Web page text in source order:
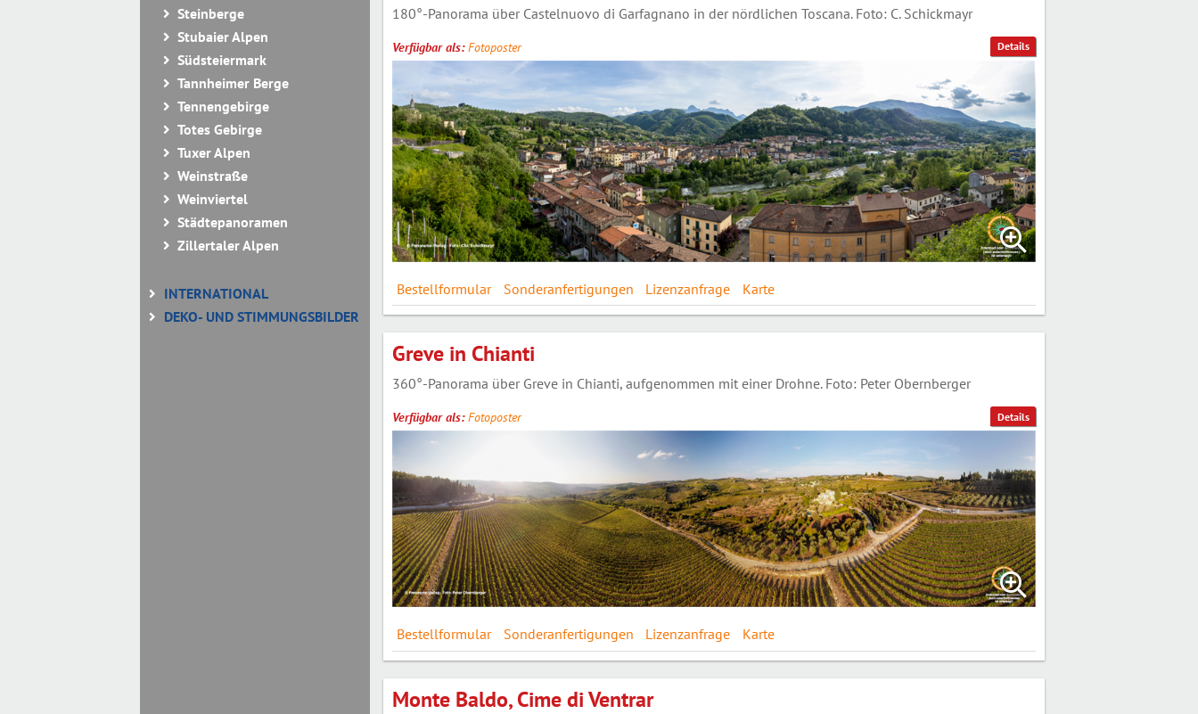
Steinberge
Stubaier Alpen
Südsteiermark
Tannheimer Berge
Tennengebirge
Totes Gebirge
Tuxer Alpen
Weinstraße
Weinviertel
Städtepanoramen
Zillertaler Alpen
INTERNATIONAL
DEKO- UND STIMMUNGSBILDER
Details
180°-Panorama über Castelnuovo di Garfagnano in der nördlichen Toscana. Foto: C. Schickmayr
Verfügbar als:Fotoposter
Bestellformular Sonderanfertigungen Lizenzanfrage Karte
Details
Greve in Chianti
360°-Panorama über Greve in Chianti, aufgenommen mit einer Drohne. Foto: Peter Obernberger
Verfügbar als:Fotoposter
Bestellformular Sonderanfertigungen Lizenzanfrage Karte
Monte Baldo, Cime di Ventrar